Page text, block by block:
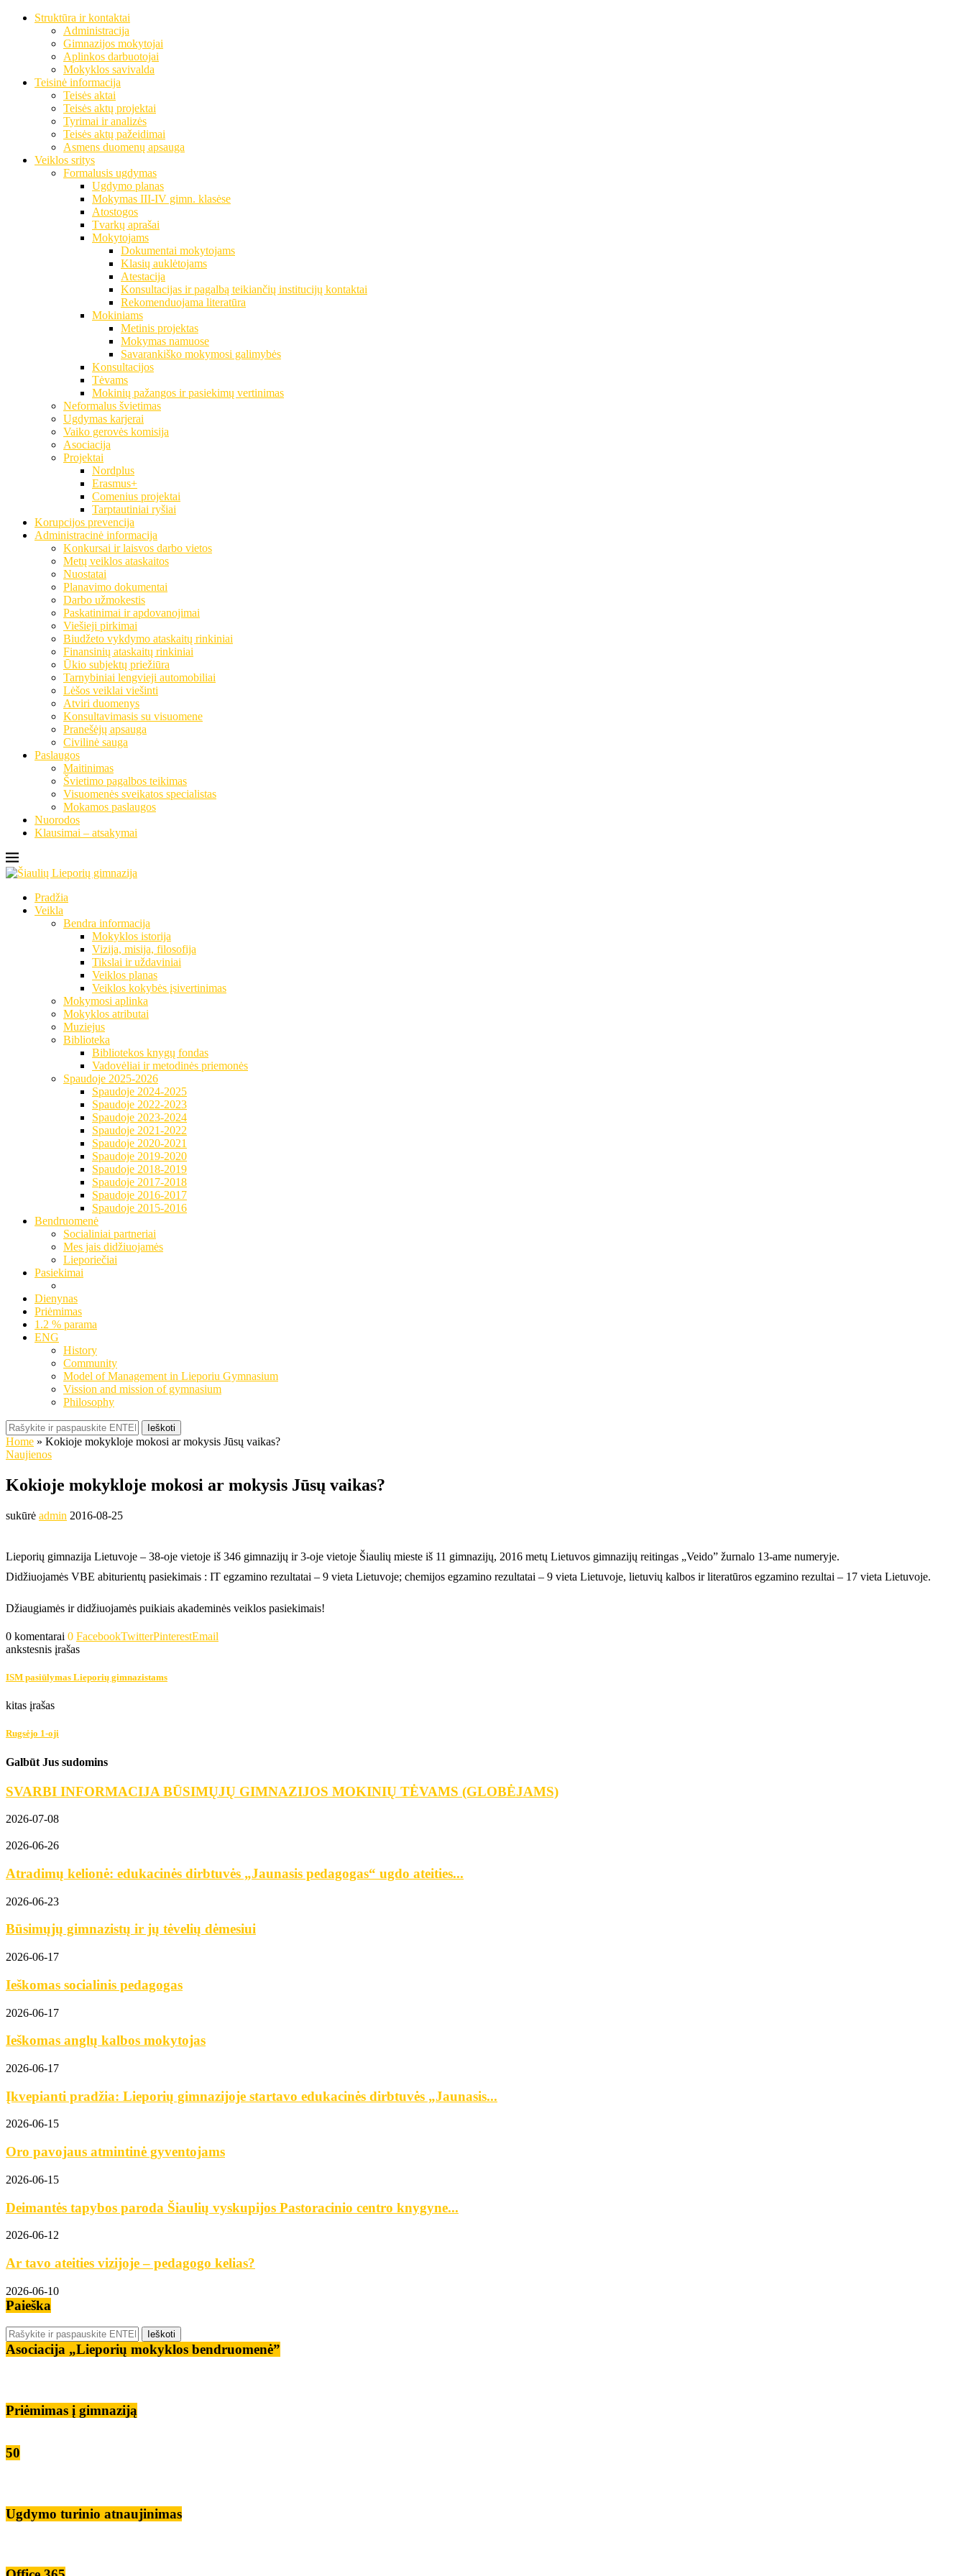
Struktūra ir kontaktai
Administracija
Gimnazijos mokytojai
Aplinkos darbuotojai
Mokyklos savivalda
Teisinė informacija
Teisės aktai
Teisės aktų projektai
Tyrimai ir analizės
Teisės aktų pažeidimai
Asmens duomenų apsauga
Veiklos sritys
Formalusis ugdymas
Ugdymo planas
Mokymas III-IV gimn. klasėse
Atostogos
Tvarkų aprašai
Mokytojams
Dokumentai mokytojams
Klasių auklėtojams
Atestacija
Konsultacijas ir pagalbą teikiančių institucijų kontaktai
Rekomenduojama literatūra
Mokiniams
Metinis projektas
Mokymas namuose
Savarankiško mokymosi galimybės
Konsultacijos
Tėvams
Mokinių pažangos ir pasiekimų vertinimas
Neformalus švietimas
Ugdymas karjerai
Vaiko gerovės komisija
Asociacija
Projektai
Nordplus
Erasmus+
Comenius projektai
Tarptautiniai ryšiai
Korupcijos prevencija
Administracinė informacija
Konkursai ir laisvos darbo vietos
Metų veiklos ataskaitos
Nuostatai
Planavimo dokumentai
Darbo užmokestis
Paskatinimai ir apdovanojimai
Viešieji pirkimai
Biudžeto vykdymo ataskaitų rinkiniai
Finansinių ataskaitų rinkiniai
Ūkio subjektų priežiūra
Tarnybiniai lengvieji automobiliai
Lėšos veiklai viešinti
Atviri duomenys
Konsultavimasis su visuomene
Pranešėjų apsauga
Civilinė sauga
Paslaugos
Maitinimas
Švietimo pagalbos teikimas
Visuomenės sveikatos specialistas
Mokamos paslaugos
Nuorodos
Klausimai – atsakymai
Pradžia
Veikla
Bendra informacija
Mokyklos istorija
Vizija, misija, filosofija
Tikslai ir uždaviniai
Veiklos planas
Veiklos kokybės įsivertinimas
Mokymosi aplinka
Mokyklos atributai
Muziejus
Biblioteka
Bibliotekos knygų fondas
Vadovėliai ir metodinės priemonės
Spaudoje 2025-2026
Spaudoje 2024-2025
Spaudoje 2022-2023
Spaudoje 2023-2024
Spaudoje 2021-2022
Spaudoje 2020-2021
Spaudoje 2019-2020
Spaudoje 2018-2019
Spaudoje 2017-2018
Spaudoje 2016-2017
Spaudoje 2015-2016
Bendruomenė
Socialiniai partneriai
Mes jais didžiuojamės
Lieporiečiai
Pasiekimai
Dienynas
Priėmimas
1.2 % parama
ENG
History
Community
Model of Management in Lieporiu Gymnasium
Vission and mission of gymnasium
Philosophy
Ieškoti
Home » Kokioje mokykloje mokosi ar mokysis Jūsų vaikas?
Naujienos
Kokioje mokykloje mokosi ar mokysis Jūsų vaikas?
sukūrė admin 2016-08-25
Lieporių gimnazija Lietuvoje – 38-oje vietoje iš 346 gimnazijų ir 3-oje vietoje Šiaulių mieste iš 11 gimnazijų, 2016 metų Lietuvos gimnazijų reitingas „Veido” žurnalo 13-ame numeryje.
Didžiuojamės VBE abiturientų pasiekimais : IT egzamino rezultatai – 9 vieta Lietuvoje; chemijos egzamino rezultatai – 9 vieta Lietuvoje, lietuvių kalbos ir literatūros egzamino rezultai – 17 vieta Lietuvoje.
Džiaugiamės ir didžiuojamės puikiais akademinės veiklos pasiekimais!
0 komentarai 0 FacebookTwitterPinterestEmail
ankstesnis įrašas
ISM pasiūlymas Lieporių gimnazistams
kitas įrašas
Rugsėjo 1-oji
Galbūt Jus sudomins
SVARBI INFORMACIJA BŪSIMŲJŲ GIMNAZIJOS MOKINIŲ TĖVAMS (GLOBĖJAMS)
2026-07-08
2026-06-26
Atradimų kelionė: edukacinės dirbtuvės „Jaunasis pedagogas“ ugdo ateities...
2026-06-23
Būsimųjų gimnazistų ir jų tėvelių dėmesiui
2026-06-17
Ieškomas socialinis pedagogas
2026-06-17
Ieškomas anglų kalbos mokytojas
2026-06-17
Įkvepianti pradžia: Lieporių gimnazijoje startavo edukacinės dirbtuvės „Jaunasis...
2026-06-15
Oro pavojaus atmintinė gyventojams
2026-06-15
Deimantės tapybos paroda Šiaulių vyskupijos Pastoracinio centro knygyne...
2026-06-12
Ar tavo ateities vizijoje – pedagogo kelias?
2026-06-10
Paieška
Asociacija „Lieporių mokyklos bendruomenė”
Priėmimas į gimnaziją
50
Ugdymo turinio atnaujinimas